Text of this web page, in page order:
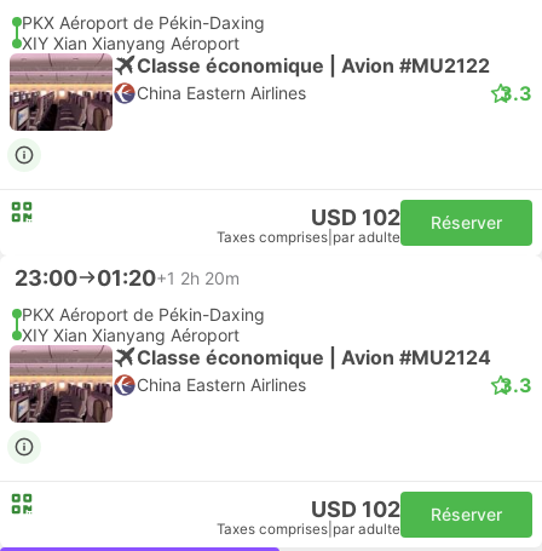
PKX Aéroport de Pékin-Daxing
XIY Xian Xianyang Aéroport
Classe économique | Avion #MU2122
China Eastern Airlines 3.3
USD 102
Taxes comprises par adulte
Réserver
23:00 01:20+1 2h 20m
PKX Aéroport de Pékin-Daxing
XIY Xian Xianyang Aéroport
Classe économique | Avion #MU2124
China Eastern Airlines 3.3
USD 102
Taxes comprises par adulte
Réserver